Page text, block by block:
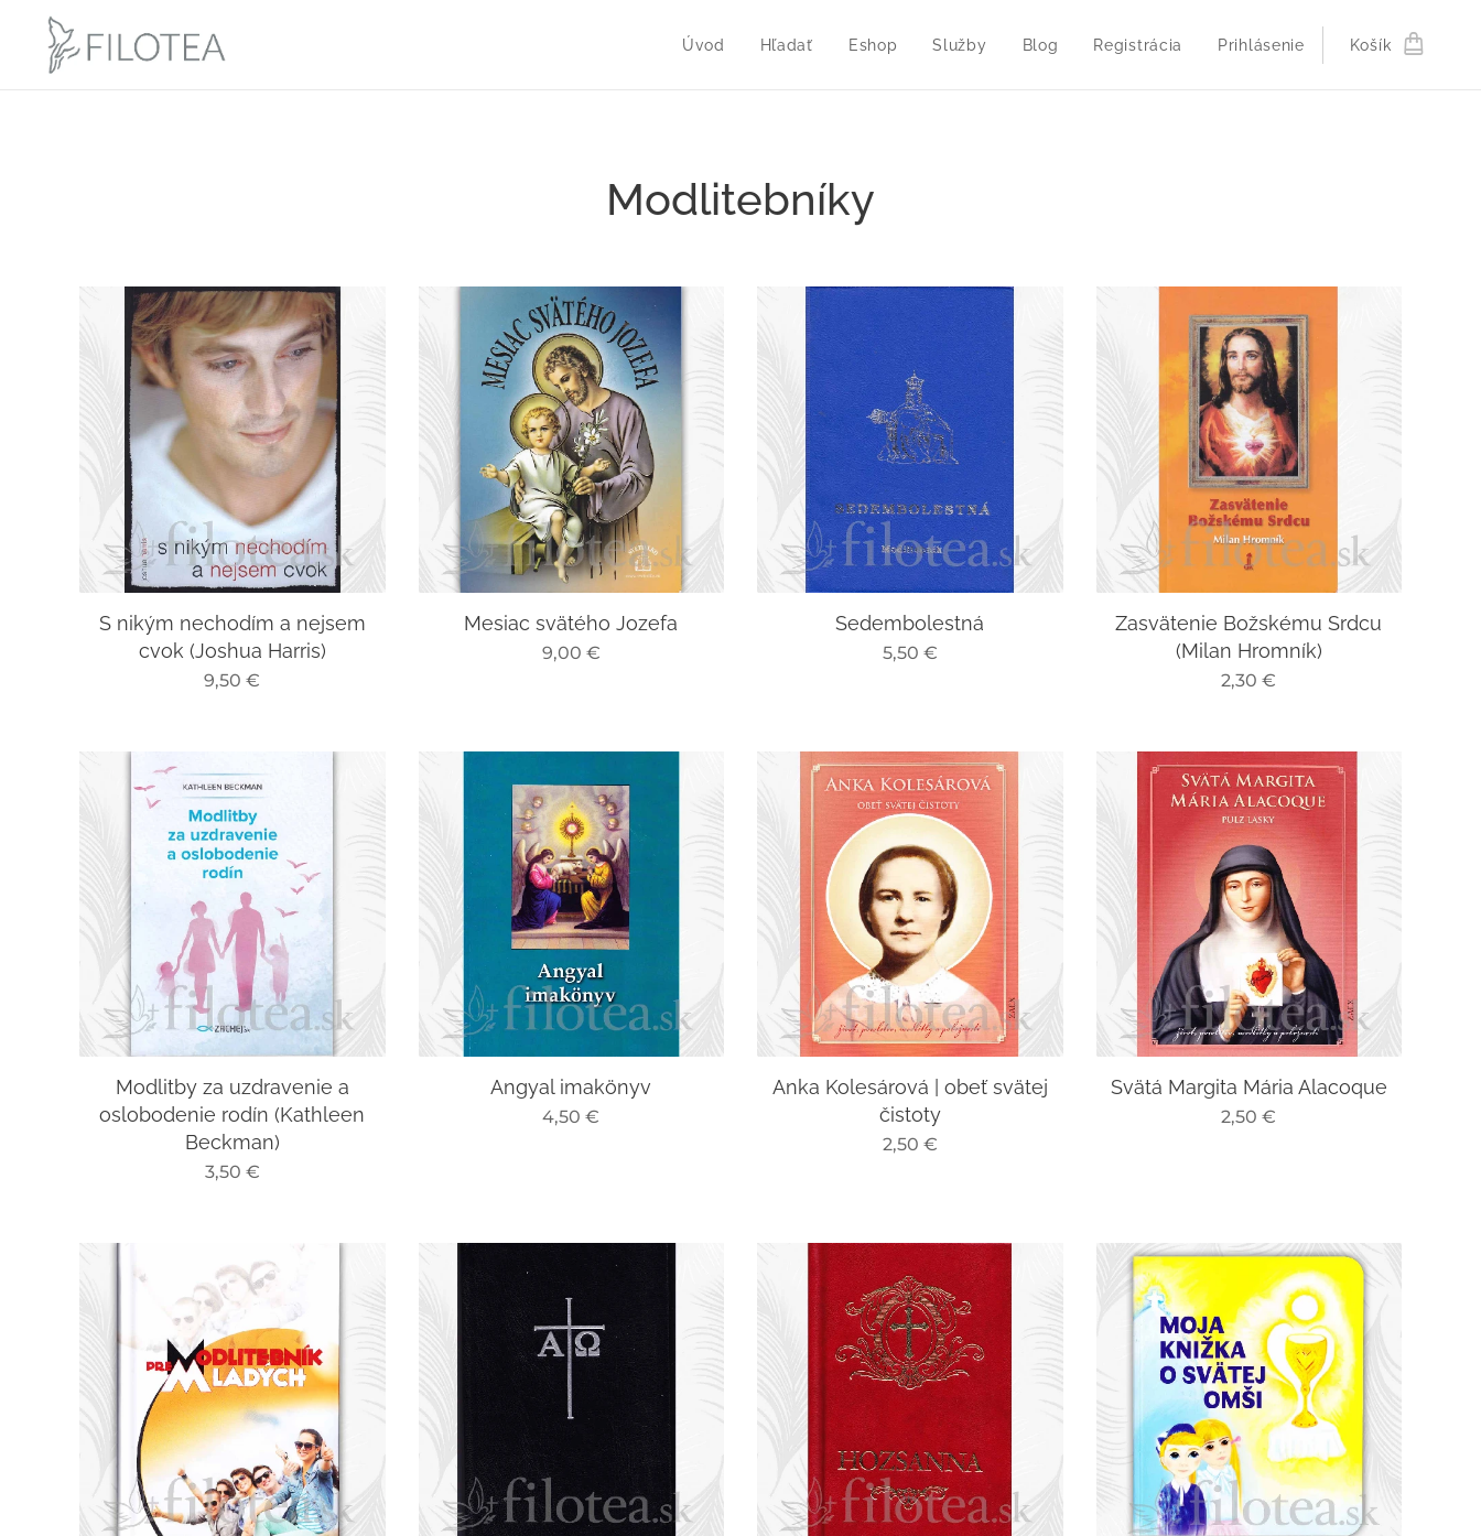
Úvod Hľadať Eshop Služby Blog Registrácia Prihlásenie Košík
Modlitebníky
S nikým nechodím a nejsem
cvok (Joshua Harris)
9,50 €
Mesiac svätého Jozefa
9,00 €
Sedembolestná
5,50 €
Zasvätenie Božskému Srdcu
(Milan Hromník)
2,30 €
Modlitby za uzdravenie a
oslobodenie rodín (Kathleen
Beckman)
3,50 €
Angyal imakönyv
4,50 €
Anka Kolesárová | obeť svätej
čistoty
2,50 €
Svätá Margita Mária Alacoque
2,50 €